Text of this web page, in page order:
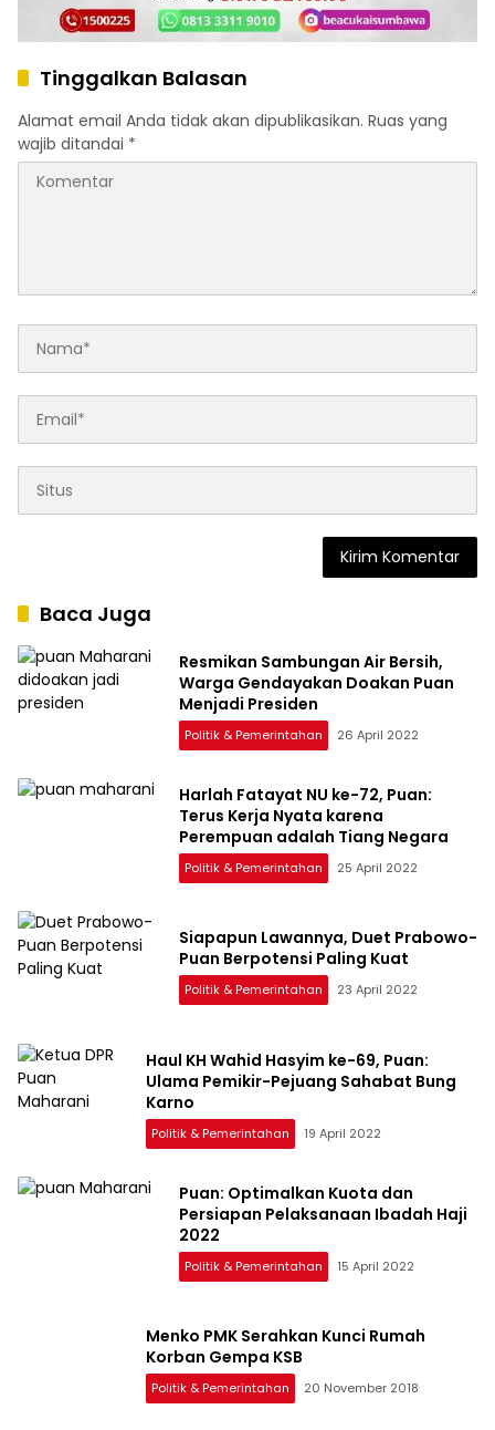
Tinggalkan Balasan
Alamat email Anda tidak akan dipublikasikan. Ruas yang
wajib ditandai *
Baca Juga
Resmikan Sambungan Air Bersih,
Warga Gendayakan Doakan Puan
Menjadi Presiden
Politik & Pemerintahan 26 April 2022
Harlah Fatayat NU ke-72, Puan:
Terus Kerja Nyata karena
Perempuan adalah Tiang Negara
Politik & Pemerintahan 25 April 2022
Siapapun Lawannya, Duet Prabowo-
Puan Berpotensi Paling Kuat
Politik & Pemerintahan 23 April 2022
Haul KH Wahid Hasyim ke-69, Puan:
Ulama Pemikir-Pejuang Sahabat Bung
Karno
Politik & Pemerintahan 19 April 2022
Puan: Optimalkan Kuota dan
Persiapan Pelaksanaan Ibadah Haji
2022
Politik & Pemerintahan 15 April 2022
Menko PMK Serahkan Kunci Rumah
Korban Gempa KSB
Politik & Pemerintahan 20 November 2018